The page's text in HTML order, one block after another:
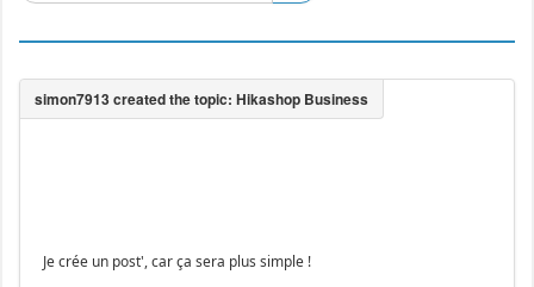
Je crée un post', car ça sera plus simple !